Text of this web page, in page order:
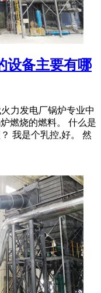
设备主要有哪
力发电厂锅炉专业中
燃烧的燃料。 什么是
我是个乳控,好。 然